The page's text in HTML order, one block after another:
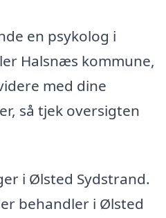
en psykolog i
Halsnæs kommune,
med dine
så tjek oversigten
i Ølsted Sydstrand.
behandler i Ølsted